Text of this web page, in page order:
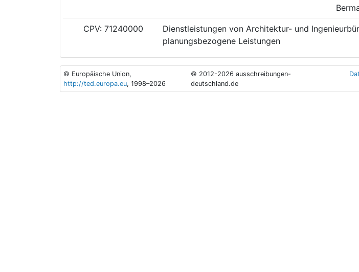
CPV: 71240000
Dienstleistungen von Architektur- und
planungsbezogene Leistungen
© Europäische Union,
http://ted.europa.eu, 1998–2026
© 2012-2026 ausschreibungen-
deutschland.de